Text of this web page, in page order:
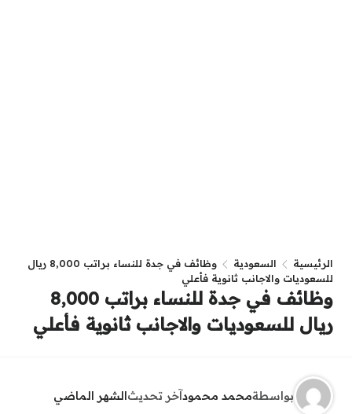
الرئيسية السعودية
وظائف في جدة للنساء براتب 8,000 ريال
للسعوديات والاجانب ثانوية فأعلي
وظائف في جدة للنساء براتب 8,000
ريال للسعوديات والاجانب ثانوية فأعلي
بواسطةمحمد محمودآخر تحديثالشهر الماضي